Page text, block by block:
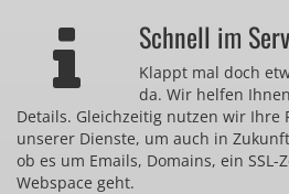
Schnell im
Klappt mal doch
da. Wir helfen
Details. Gleichzeitig nutzen wir Ihre
unserer Dienste, um auch in
ob es um Emails, Domains, ein
Webspace geht.